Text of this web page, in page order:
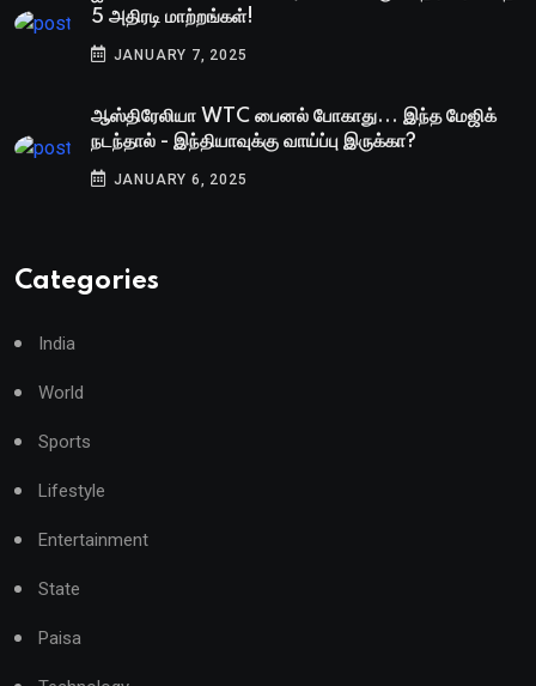
5 அதிரடி மாற்றங்கள்!
JANUARY 7, 2025
ஆஸ்திரேலியா WTC பைனல் போகாது... இந்த மேஜிக்
நடந்தால் - இந்தியாவுக்கு வாய்ப்பு இருக்கா?
JANUARY 6, 2025
Categories
India
World
Sports
Lifestyle
Entertainment
State
Paisa